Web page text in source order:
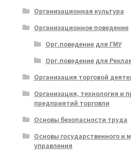
Организационная культура
Организационное поведение
Орг.поведение для ГМУ
Орг.поведение для
Организация торговой
Организация, технология и
предприятий торговли
Основы безопасности труда
Основы государственного и
управления